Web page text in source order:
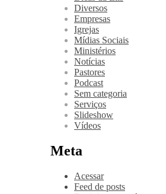
Diversos
Empresas
Igrejas
Mídias Sociais
Ministérios
Notícias
Pastores
Podcast
Sem categoria
Serviços
Slideshow
Vídeos
Meta
Acessar
Feed de posts